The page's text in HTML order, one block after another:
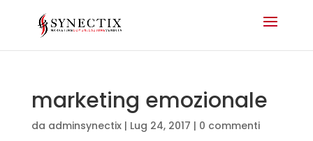
marketing emozionale
da adminsynectix| Lug 24, 2017 | 0 commenti